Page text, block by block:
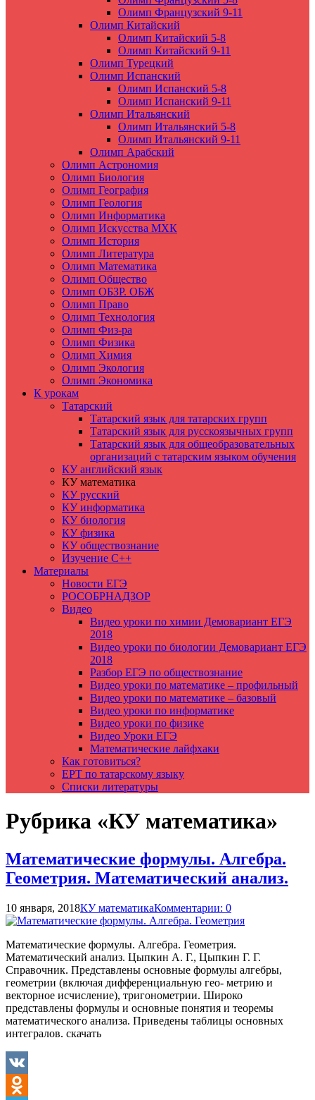
Олимп Французский 9-11
Олимп Китайский
Олимп Китайский 5-8
Олимп Китайский 9-11
Олимп Турецкий
Олимп Испанский
Олимп Испанский 5-8
Олимп Испанский 9-11
Олимп Итальянский
Олимп Итальянский 5-8
Олимп Итальянский 9-11
Олимп Арабский
Олимп Астрономия
Олимп Биология
Олимп География
Олимп Геология
Олимп Информатика
Олимп Искусства МХК
Олимп История
Олимп Литература
Олимп Математика
Олимп Общество
Олимп ОБЗР. ОБЖ
Олимп Право
Олимп Технология
Олимп Физ-ра
Олимп Физика
Олимп Химия
Олимп Экология
Олимп Экономика
К урокам
Татарский
Татарский язык для татарских групп
Татарский язык для русскоязычных групп
Татарский язык для общеобразовательных
организаций с татарским языком обучения
КУ английский язык
КУ математика
КУ русский
КУ информатика
КУ биология
КУ физика
КУ обществознание
Изучение C++
Материалы
Новости ЕГЭ
РОСОБРНАДЗОР
Видео
Видео уроки по химии Демовариант ЕГЭ
2018
Видео уроки по биологии Демовариант ЕГЭ
2018
Разбор ЕГЭ по обществознание
Видео уроки по математике – профильный
Видео уроки по математике – базовый
Видео уроки по информатике
Видео уроки по физике
Видео Уроки ЕГЭ
Математические лайфхаки
Как готовиться?
ЕРТ по татарскому языку
Списки литературы
Рубрика «КУ математика»
Математические формулы. Алгебра.
Геометрия. Математический анализ.
10 января, 2018КУ математикаКомментарии: 0
Математические формулы. Алгебра. Геометрия.
Математический анализ. Цыпкин А. Г., Цыпкин Г. Г.
Справочник. Представлены основные формулы алгебры,
геометрии (включая дифференциальную гео- метрию и
векторное исчисление), тригонометрии. Широко
представлены формулы и основные понятия и теоремы
математического анализа. Приведены таблицы основных
интегралов. скачать
VK